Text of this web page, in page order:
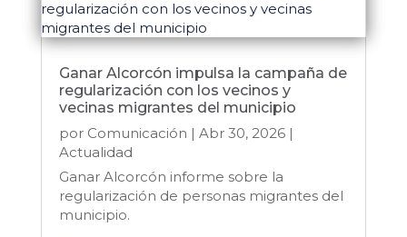
Ganar Alcorcón impulsa la campaña de
regularización con los vecinos y
vecinas migrantes del municipio
por Comunicación | Abr 30, 2026|
Actualidad
Ganar Alcorcón informe sobre la
regularización de personas migrantes del
municipio.